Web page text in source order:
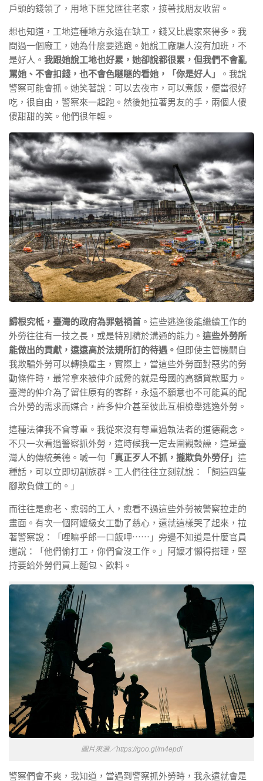
戶頭的錢領了，用地下匯兌匯往老家，接著找朋友收留。
想也知道，工地這種地方永遠在缺工，錢又比農家來得多。我
問過一個廠工，她為什麼要逃跑。她說工廠騙人沒有加班，不
是好人。 我跟她說工地也好累，她卻說都很累，但我們不會亂
罵她、不會扣錢，也不會色瞇瞇的看她，「你是好人」
。我說
警察可能會抓。她笑著說：可以去夜市，可以煮飯，便當很好
吃，很自由，警察來一起跑。然後她拉著男友的手，兩個人傻
傻甜甜的笑。他們很年輕。
歸根究柢，臺灣的政府為罪魁禍首 。這些逃逸後能繼續工作的
外勞往往有一技之長，或是特別精於溝通的能力。 這些外勞所
能做出的貢獻，遠遠高於法規所訂的待遇。 但即使主管機關自
我欺騙外勞可以轉換雇主，實際上，當這些外勞面對惡劣的勞
動條件時，最常拿來被仲介威脅的就是母國的高額貸款壓力。
臺灣的仲介為了留住原有的客群，永遠不願意也不可能真的配
合外勞的需求而媒合，許多仲介甚至彼此互相檢舉逃逸外勞。
這種法律我不會尊重。我從來沒有尊重過執法者的道德觀念。
不只一次看過警察抓外勞，這時候我一定去圍觀鼓譟，這是臺
灣人的傳統美德。喊一句「 真正歹人不抓，攏欺負外勞仔 」這
種話，可以立即切割族群。工人們往往立刻就說：「飼這四隻
腳欺負做工的。」
而往往是愈老、愈弱的工人，愈看不過這些外勞被警察拉走的
畫面。有次一個阿嬤級女工動了慈心，還就這樣哭了起來，拉
著警察說：「哩嘛乎郎一口飯呷⋯⋯」旁邊不知道是什麼官員
還說：「他們偷打工，你們會沒工作。」阿嬤才懶得搭理，堅
持要給外勞們買上麵包、飲料。
圖片來源／https://goo.gl/m4epdi
警察們會不爽，我知道，當遇到警察抓外勞時，我永遠就會是